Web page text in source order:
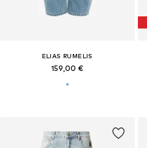
ELIAS RUMELIS
159,00 €